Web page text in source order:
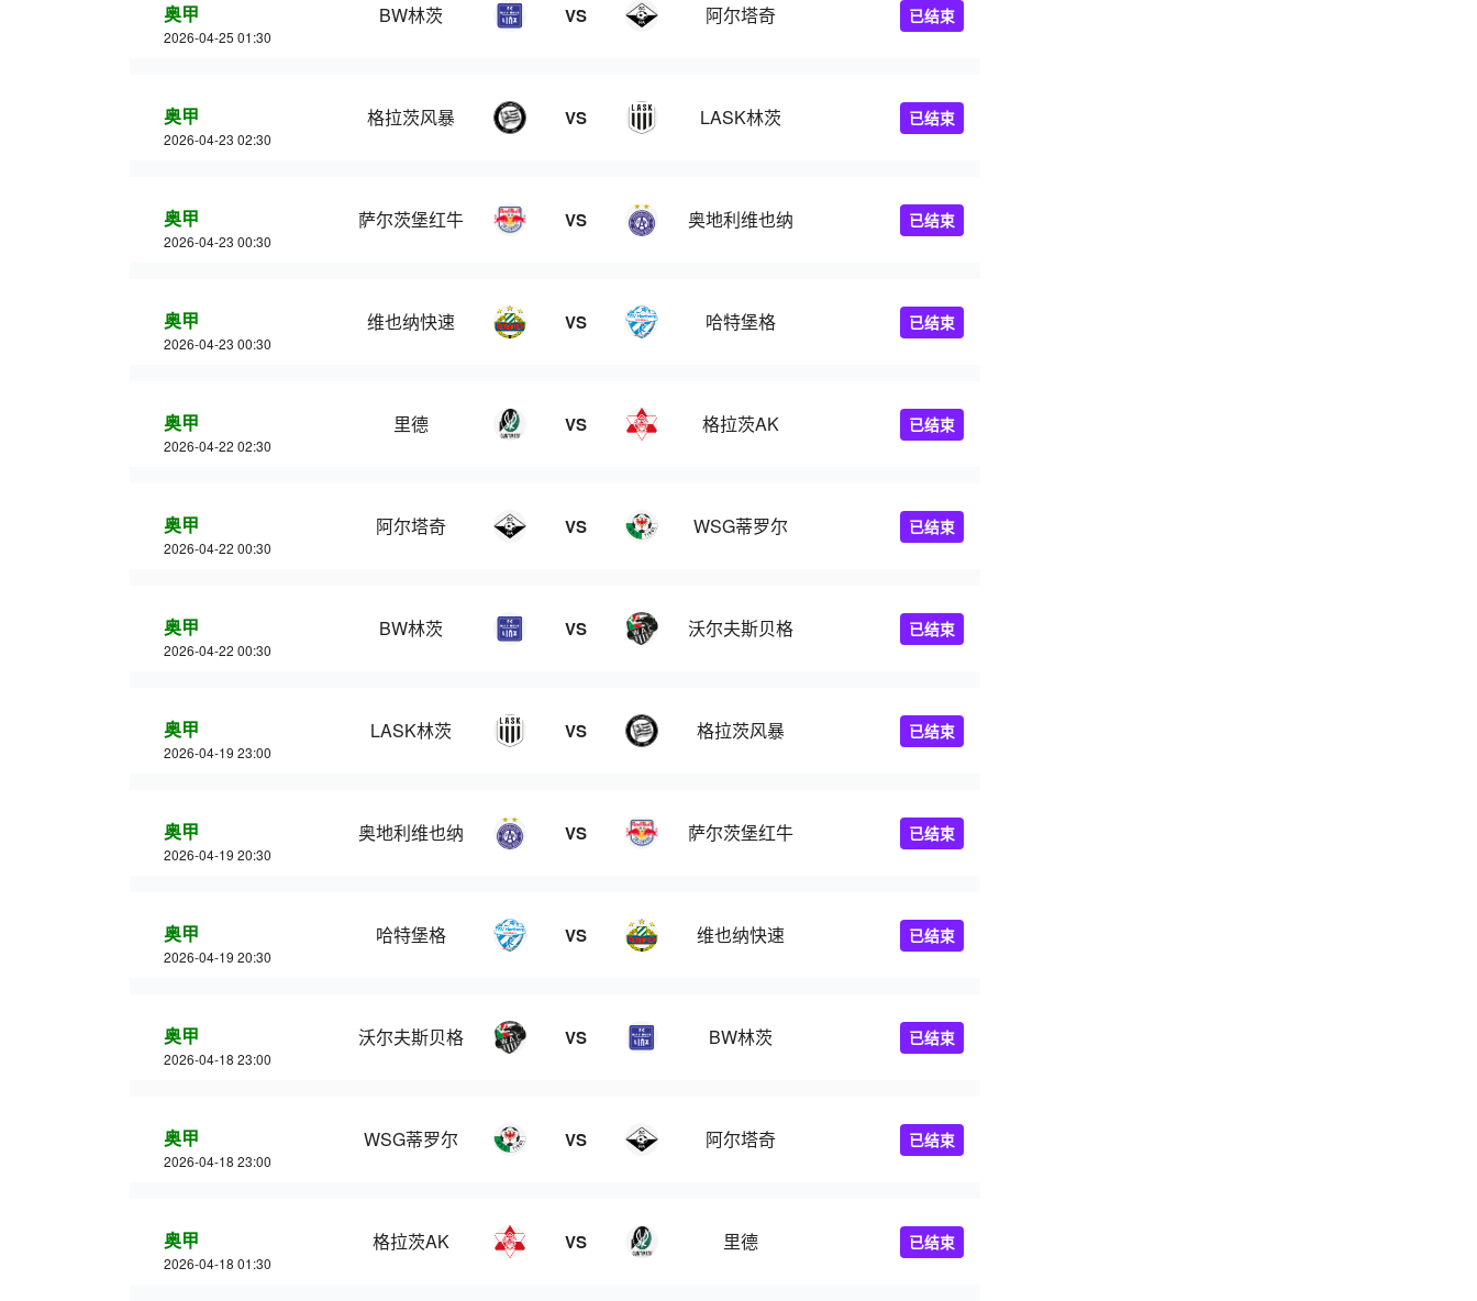
奥甲
2026-04-25 01:30
BW林茨 VS 阿尔塔奇 已结束
奥甲
2026-04-23 02:30
格拉茨风暴 VS LASK林茨 已结束
奥甲
2026-04-23 00:30
萨尔茨堡红牛 VS 奥地利维也纳 已结束
奥甲
2026-04-23 00:30
维也纳快速 VS 哈特堡格 已结束
奥甲
2026-04-22 02:30
里德 VS 格拉茨AK 已结束
奥甲
2026-04-22 00:30
阿尔塔奇 VS WSG蒂罗尔 已结束
奥甲
2026-04-22 00:30
BW林茨 VS 沃尔夫斯贝格 已结束
奥甲
2026-04-19 23:00
LASK林茨 VS 格拉茨风暴 已结束
奥甲
2026-04-19 20:30
奥地利维也纳 VS 萨尔茨堡红牛 已结束
奥甲
2026-04-19 20:30
哈特堡格 VS 维也纳快速 已结束
奥甲
2026-04-18 23:00
沃尔夫斯贝格 VS BW林茨 已结束
奥甲
2026-04-18 23:00
WSG蒂罗尔 VS 阿尔塔奇 已结束
奥甲
2026-04-18 01:30
格拉茨AK VS 里德 已结束